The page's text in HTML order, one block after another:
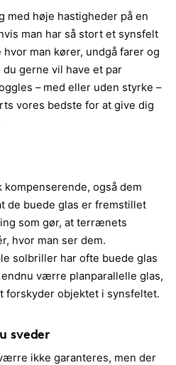
med høje hastigheder på en
man har så stort et synsfelt
hvor man kører, undgå farer og
gerne vil have et par
– med eller uden styrke –
vores bedste for at give dig
også dem
de buede glas er fremstillet
som gør, at terrænets
hvor man ser dem.
solbriller har ofte buede glas
værre planparallelle glas,
forskyder objektet i synsfeltet.
sveder
ikke garanteres, men der